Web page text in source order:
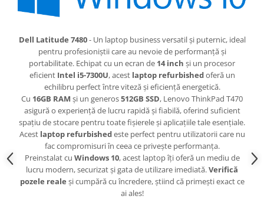
Dell Latitude 7480- Un laptop business versatil și puternic, ideal
pentru profesioniștii care au nevoie de performanță și
portabilitate. Echipat cu un ecran de 14 inch și un procesor
eficient Intel i5-7300U, acest laptop refurbishedoferă un
echilibru perfect între viteză și eficiență energetică.
Cu 16GB RAM și un generos512GB SSD, Lenovo ThinkPad T470
asigură o experiență de lucru rapidă și fiabilă, oferind suficient
spațiu de stocare pentru toate fișierele și aplicațiile tale esențiale.
Acest laptop refurbishedeste perfect pentru utilizatorii care nu
fac compromisuri în ceea ce privește performanța.
Preinstalat cu Windows 10, acest laptop îți oferă un mediu de
lucru modern, securizat și gata de utilizare imediată.Verifică
pozele reale și cumpără cu încredere, știind că primești exact ce
ai ales!